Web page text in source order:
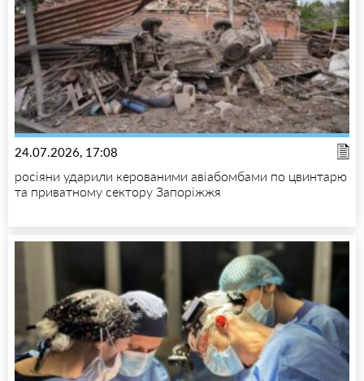
24.07.2026, 17:08
росіяни ударили керованими авіабомбами по цвинтарю
та приватному сектору Запоріжжя